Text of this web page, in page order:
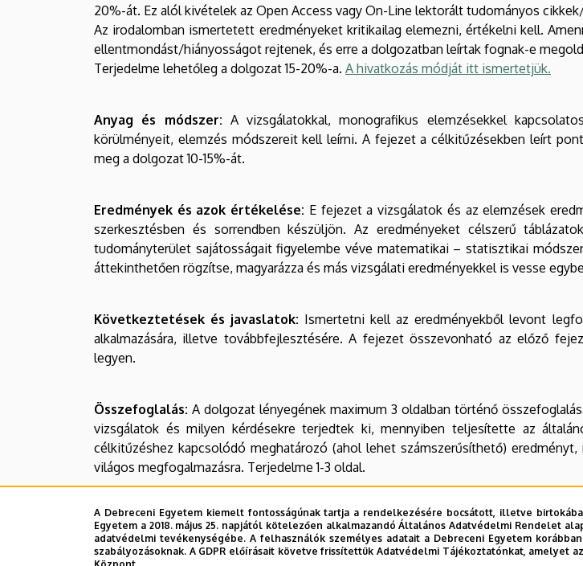
20%-át. Ez alól kivételek az Open Access vagy On-Line lektorált tudományos
Az irodalomban ismertetett eredményeket kritikailag elemezni, értékelni kell.
ellentmondást/hiányosságot rejtenek, és erre a dolgozatban leírtak fognak-e
Terjedelme lehetőleg a dolgozat 15-20%-a. A hivatkozás módját itt ismertetjük.
Anyag és módszer: A vizsgálatokkal, monografikus elemzésekkel
körülményeit, elemzés módszereit kell leírni. A fejezet a célkitűzésekben leírt
meg a dolgozat 10-15%-át.
Eredmények és azok értékelése: E fejezet a vizsgálatok és az elemzések
szerkesztésben és sorrendben készüljön. Az eredményeket célszerű
tudományterület sajátosságait figyelembe véve matematikai – statisztikai
áttekinthetően rögzítse, magyarázza és más vizsgálati eredményekkel is vesse
Következtetések és javaslatok: Ismertetni kell az eredményekből levont
alkalmazására, illetve továbbfejlesztésére. A fejezet összevonható az előző
legyen.
Összefoglalás: A dolgozat lényegének maximum 3 oldalban történő
vizsgálatok és milyen kérdésekre terjedtek ki, mennyiben teljesítette az
célkitűzéshez kapcsolódó meghatározó (ahol lehet számszerűsíthető)
világos megfogalmazásra. Terjedelme 1-3 oldal.
Irodalomjegyzék: Az irodalomjegyzék kizárólag a hallgató által a dolgozatban
tudnivalókat lásd részletesen az 5. fejezetben.
A Debreceni Egyetem kiemelt fontosságúnak tartja a rendelkezésére bocsátott, illetve
Egyetem a 2018. május 25. napjától kötelezően alkalmazandó Általános Adatvédelmi Rendelet
adatvédelmi tevékenységébe. A felhasználók személyes adatait a Debreceni Egyetem
szabályozásoknak. A GDPR előírásait követve frissítettük Adatvédelmi Tájékoztatónkat, amelyet